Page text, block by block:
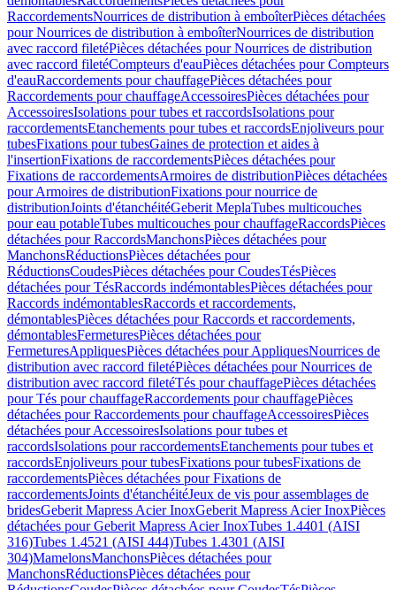
RaccordementsNourrices de distribution à emboîterPièces détachées
pour Nourrices de distribution à emboîterNourrices de distribution
avec raccord filetéPièces détachées pour Nourrices de distribution
avec raccord filetéCompteurs d'eauPièces détachées pour Compteurs
d'eauRaccordements pour chauffagePièces détachées pour
Raccordements pour chauffageAccessoiresPièces détachées pour
AccessoiresIsolations pour tubes et raccordsIsolations pour
raccordementsEtanchements pour tubes et raccordsEnjoliveurs pour
tubesFixations pour tubesGaines de protection et aides à
l'insertionFixations de raccordementsPièces détachées pour
Fixations de raccordementsArmoires de distributionPièces détachées
pour Armoires de distributionFixations pour nourrice de
distributionJoints d'étanchéitéGeberit MeplaTubes multicouches
pour eau potableTubes multicouches pour chauffageRaccordsPièces
détachées pour RaccordsManchonsPièces détachées pour
ManchonsRéductionsPièces détachées pour
RéductionsCoudesPièces détachées pour CoudesTésPièces
détachées pour TésRaccords indémontablesPièces détachées pour
Raccords indémontablesRaccords et raccordements,
démontablesPièces détachées pour Raccords et raccordements,
démontablesFermeturesPièces détachées pour
FermeturesAppliquesPièces détachées pour AppliquesNourrices de
distribution avec raccord filetéPièces détachées pour Nourrices de
distribution avec raccord filetéTés pour chauffagePièces détachées
pour Tés pour chauffageRaccordements pour chauffagePièces
détachées pour Raccordements pour chauffageAccessoiresPièces
détachées pour AccessoiresIsolations pour tubes et
raccordsIsolations pour raccordementsEtanchements pour tubes et
raccordsEnjoliveurs pour tubesFixations pour tubesFixations de
raccordementsPièces détachées pour Fixations de
raccordementsJoints d'étanchéitéJeux de vis pour assemblages de
bridesGeberit Mapress Acier InoxGeberit Mapress Acier InoxPièces
détachées pour Geberit Mapress Acier InoxTubes 1.4401 (AISI
316)Tubes 1.4521 (AISI 444)Tubes 1.4301 (AISI
304)MamelonsManchonsPièces détachées pour
ManchonsRéductionsPièces détachées pour